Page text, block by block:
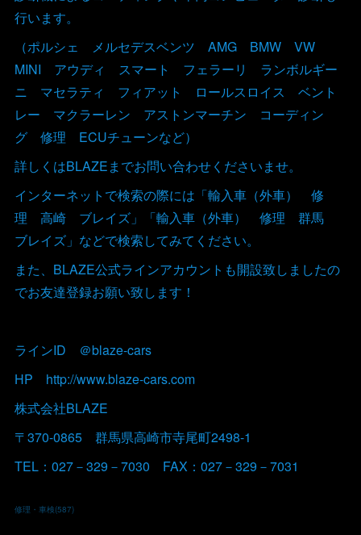
行います。
（ポルシェ メルセデスベンツ AMG BMW VW
MINI アウディ スマート フェラーリ ランボルギー
ニ マセラティ フィアット ロールスロイス ベント
レー マクラーレン アストンマーチン コーディン
グ 修理 ECUチューンなど）
詳しくはBLAZEまでお問い合わせくださいませ。
インターネットで検索の際には「輸入車（外車） 修
理 高崎 ブレイズ」「輸入車（外車） 修理 群馬
ブレイズ」などで検索してみてください。
また、BLAZE公式ラインアカウントも開設致しましたの
でお友達登録お願い致します！
ラインID ＠blaze-cars
HP http://www.blaze-cars.com
株式会社BLAZE
〒370-0865 群馬県高崎市寺尾町2498-1
TEL：027－329－7030 FAX：027－329－7031
修理・車検(587)